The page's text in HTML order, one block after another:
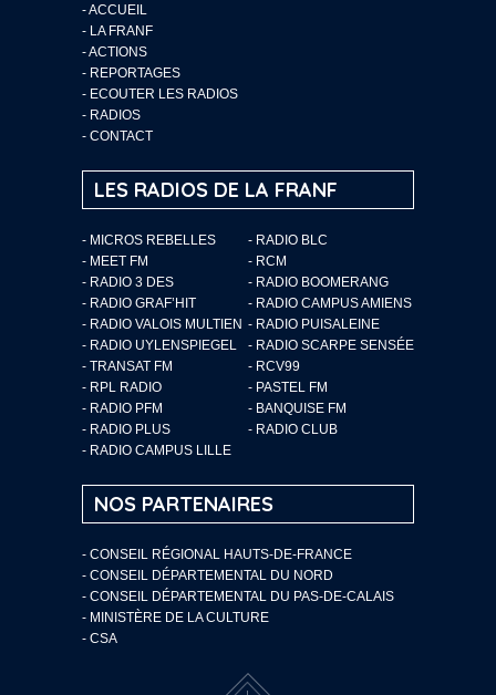
-ACCUEIL
- LA FRANF
-ACTIONS
- REPORTAGES
- ECOUTER LES RADIOS
- RADIOS
- CONTACT
LES RADIOS DE LA FRANF
- MICROS REBELLES
- RADIO BLC
- MEET FM
- RCM
- RADIO 3 DES
- RADIO BOOMERANG
- RADIO GRAF’HIT
- RADIO CAMPUS AMIENS
- RADIO VALOIS MULTIEN - RADIO PUISALEINE
- RADIO UYLENSPIEGEL
- RADIO SCARPE SENSÉE
- TRANSAT FM
- RCV99
- RPL RADIO
- PASTEL FM
- RADIO PFM
- BANQUISE FM
- RADIO PLUS
- RADIO CLUB
- RADIO CAMPUS LILLE
NOS PARTENAIRES
- CONSEIL RÉGIONAL HAUTS-DE-FRANCE
- CONSEIL DÉPARTEMENTAL DU NORD
- CONSEIL DÉPARTEMENTAL DU PAS-DE-CALAIS
- MINISTÈRE DE LA CULTURE
- CSA